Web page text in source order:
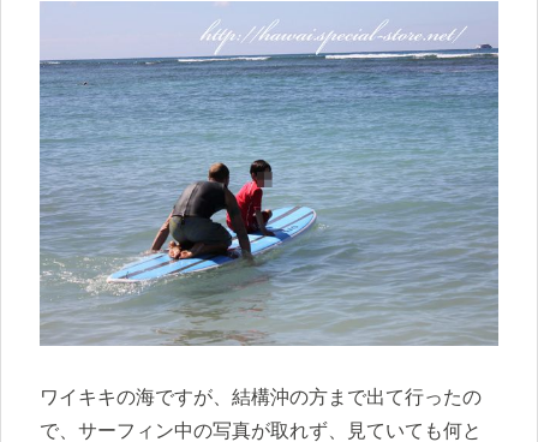
ワイキキの海ですが、結構沖の方まで出て行ったの
で、サーフィン中の写真が取れず、見ていても何と